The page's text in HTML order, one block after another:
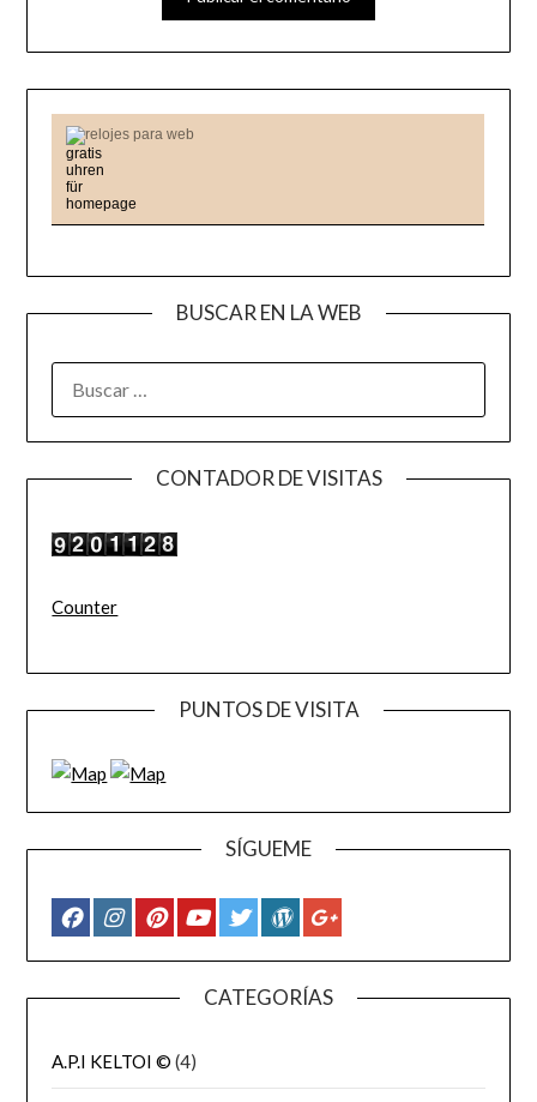
relojes para web
BUSCAR EN LA WEB
CONTADOR DE VISITAS
Counter
PUNTOS DE VISITA
SÍGUEME
CATEGORÍAS
A.P.I KELTOI © (4)